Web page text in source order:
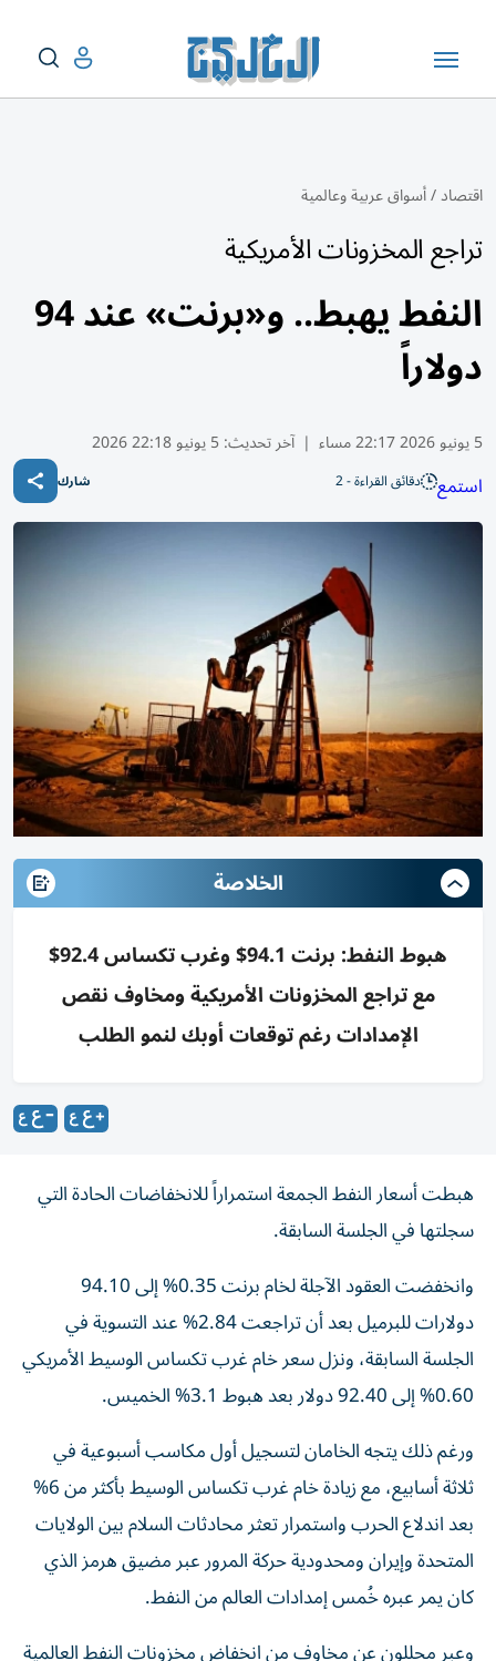
اقتصاد/أسواق عربية وعالمية
تراجع المخزونات الأمريكية
النفط يهبط.. و«برنت» عند 94
دولاراً
5 يونيو 2026 22:17 مساء | آخر تحديث:5 يونيو 22:18 2026
استمع دقائق القراءة - 2 شارك
الخلاصة
هبوط النفط: برنت 94.1$ وغرب تكساس 92.4$
مع تراجع المخزونات الأمريكية ومخاوف نقص
الإمدادات رغم توقعات أوبك لنمو الطلب
هبطت أسعار النفط الجمعة استمراراً للانخفاضات الحادة التي
سجلتها في الجلسة السابقة.
وانخفضت العقود الآجلة لخام برنت 0.35% إلى 94.10
دولارات للبرميل بعد أن تراجعت 2.84% عند التسوية في
الجلسة السابقة، ونزل سعر خام ‌غرب تكساس الوسيط الأمريكي
0.60% إلى 92.40 دولار بعد هبوط 3.1% الخميس.
ورغم ذلك يتجه الخامان لتسجيل أول مكاسب أسبوعية في
ثلاثة أسابيع، مع زيادة خام غرب تكساس الوسيط بأكثر من 6%
بعد اندلاع الحرب واستمرار تعثر محادثات السلام بين الولايات
المتحدة وإيران ومحدودية حركة المرور عبر مضيق هرمز الذي
كان يمر عبره خُمس إمدادات العالم من النفط.